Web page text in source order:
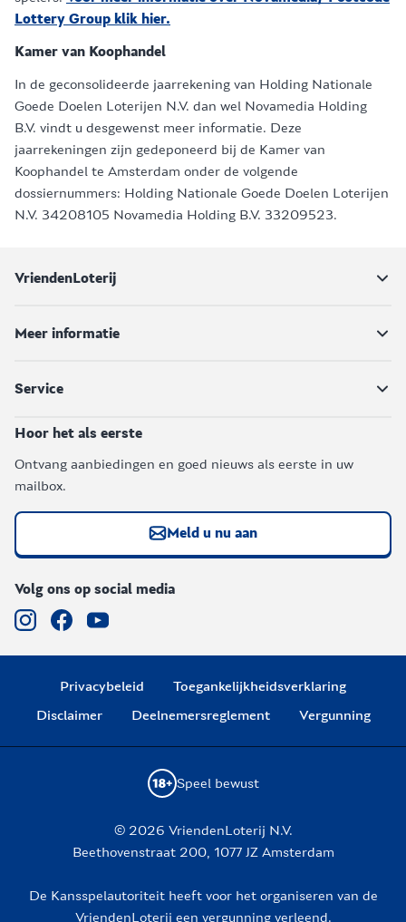
Lottery Group klik hier.
Kamer van Koophandel
In de geconsolideerde jaarrekening van Holding Nationale
Goede Doelen Loterijen N.V. dan wel Novamedia Holding
B.V. vindt u desgewenst meer informatie. Deze
jaarrekeningen zijn gedeponeerd bij de Kamer van
Koophandel te Amsterdam onder de volgende
dossiernummers: Holding Nationale Goede Doelen Loterijen
N.V. 34208105 Novamedia Holding B.V. 33209523.
VriendenLoterij
Meer informatie
Service
Hoor het als eerste
Ontvang aanbiedingen en goed nieuws als eerste in uw
mailbox.
Meld u nu aan
Volg ons op social media
Privacybeleid
Toegankelijkheidsverklaring
Disclaimer
Deelnemersreglement Vergunning
Speel bewust
© 2026 VriendenLoterij N.V.
Beethovenstraat 200, 1077 JZ Amsterdam
De Kansspelautoriteit heeft voor het organiseren van de
VriendenLoterij een vergunning verleend.